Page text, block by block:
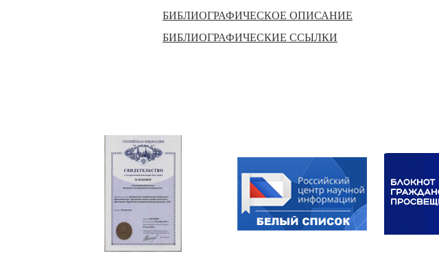
БИБЛИОГРАФИЧЕСКОЕ ОПИСАНИЕ
БИБЛИОГРАФИЧЕСКИЕ ССЫЛКИ